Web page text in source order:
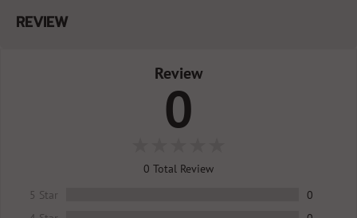
REVIEW
Review
0
0 Total Review
5 Star
0